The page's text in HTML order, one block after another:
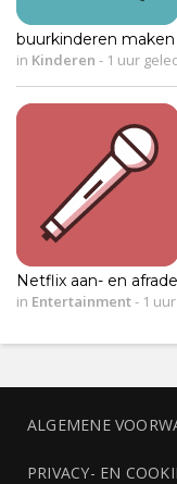
buurkinderen
in Kinderen - 1 uur
Netflix aan- en
in Entertainment- 1
ALGEMENE
PRIVACY- EN